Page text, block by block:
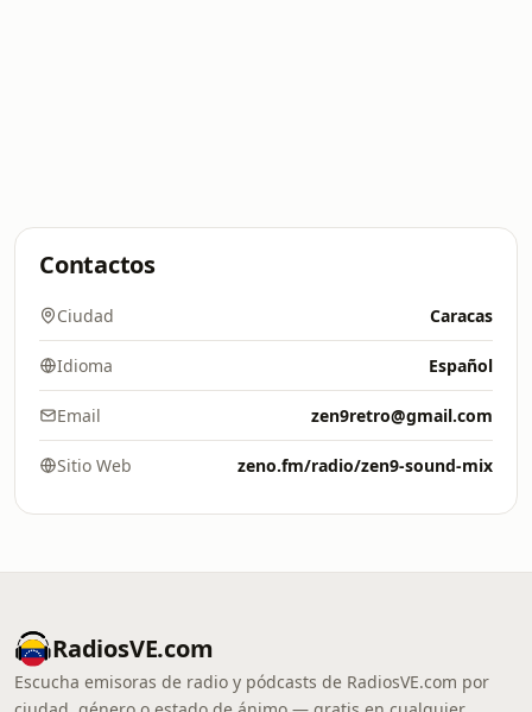
Contactos
Ciudad Caracas
Idioma Español
Email zen9retro@gmail.com
Sitio Web zeno.fm/radio/zen9-sound-mix
RadiosVE.com
Escucha emisoras de radio y pódcasts de RadiosVE.com por